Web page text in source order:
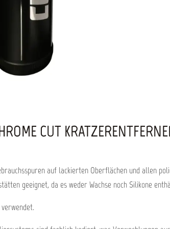
CUT
auf lackierten Oberflächen und allen
geeignet, da es weder Wachse noch Silikone